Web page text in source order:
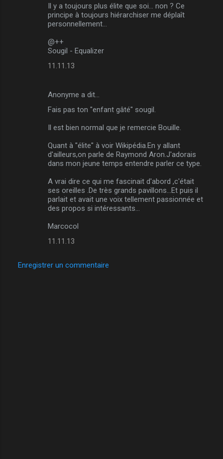
Il y a toujours plus élite que soi... non ? Ce
principe à toujours hiérarchiser me déplaît
personnellement...
@++
Sougil - Equalizer
11.11.13
Anonyme a dit…
Fais pas ton "enfant gâté" sougil.
Il est bien normal que je remercie Bouille.
Quant à "élite" à voir Wikipédia.En y allant
d'ailleurs,on parle de Raymond Aron.J'adorais
dans mon jeune temps entendre parler ce type.
A vrai dire ce qui me fascinait d'abord ,c'était
ses oreilles .De très grands pavillons...Et puis il
parlait et avait une voix tellement passionnée et
des propos si intéressants...
Marcocol
11.11.13
Enregistrer un commentaire